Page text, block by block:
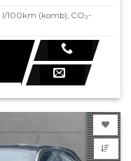
l/100km (komb), CO₂-